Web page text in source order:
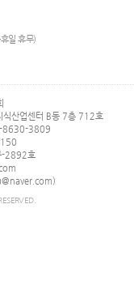
일 휴무)
식산업센터 B동 7층 712호
8630-3809
-2892호